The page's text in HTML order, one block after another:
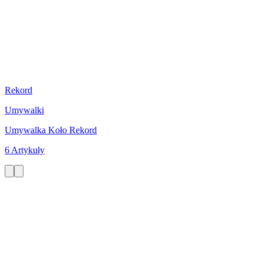
Rekord
Umywalki
Umywalka Koło Rekord
6 Artykuły